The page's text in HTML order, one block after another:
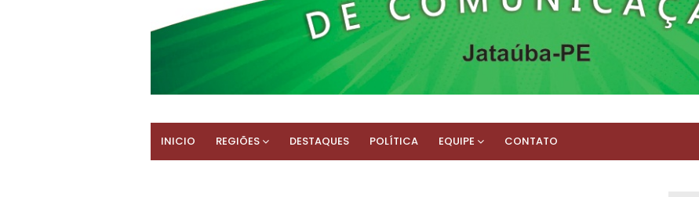
INICIO REGIÕES DESTAQUES POLÍTICA EQUIPE CONTATO